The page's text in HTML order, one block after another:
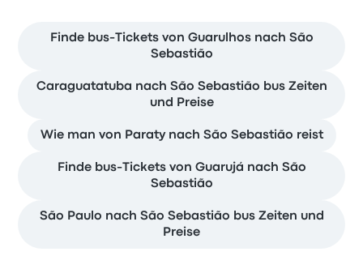
Finde bus-Tickets von Guarulhos nach São
Sebastião
Caraguatatuba nach São Sebastião bus Zeiten
und Preise
Wie man von Paraty nach São Sebastião reist
Finde bus-Tickets von Guarujá nach São
Sebastião
São Paulo nach São Sebastião bus Zeiten und
Preise